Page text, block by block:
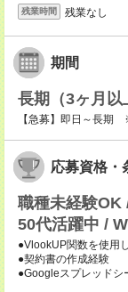
残業時間 残業なし
期間
長期（3ヶ月以
【急募】即日～長期
応募資格・
職種未経験OK
50代活躍中 /
●VlookUP関数を使用
●契約書の作成経験
●Googleスプレッドシ